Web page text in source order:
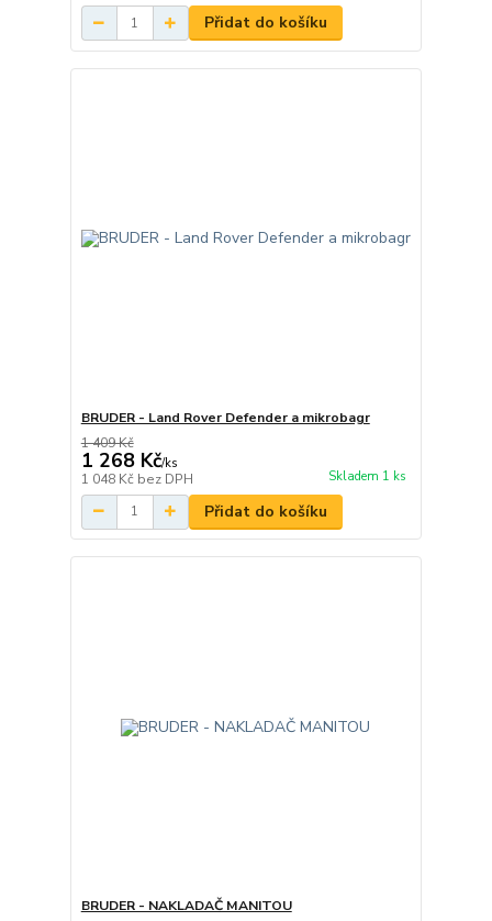
Přidat do košíku
BRUDER - Land Rover Defender a mikrobagr
1 409 Kč
1 268 Kč/ks
1 048 Kč bez DPH Skladem 1 ks
Přidat do košíku
BRUDER - NAKLADAČ MANITOU